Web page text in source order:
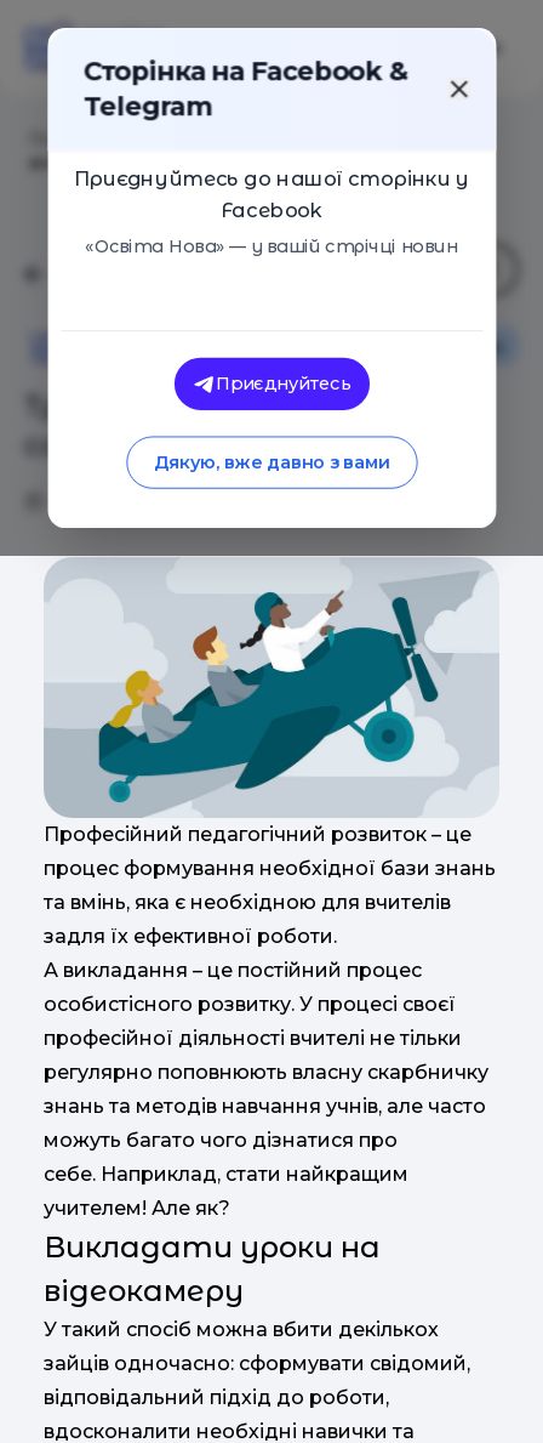
Три лайфхаки для
саморозвитку вчителів
Професійний педагогічний розвиток – це
процес формування необхідної бази знань
та вмінь, яка є необхідною для вчителів
задля їх ефективної роботи.
А викладання – це постійний процес
особистісного розвитку. У процесі своєї
професійної діяльності вчителі не тільки
регулярно поповнюють власну скарбничку
знань та методів навчання учнів, але часто
можуть багато чого дізнатися про
себе. Наприклад, стати найкращим
учителем! Але як?
Викладати уроки на
відеокамеру
У такий спосіб можна вбити декількох
зайців одночасно: сформувати свідомий,
відповідальний підхід до роботи,
вдосконалити необхідні навички та
Сторінка на Facebook &
Telegram
Приєднуйтесь до нашої сторінки у
Facebook
«Освіта Нова» — у вашій стрічці новин
Приєднуйтесь
Дякую, вже давно з вами